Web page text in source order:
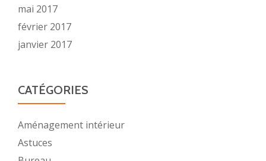
mai 2017
février 2017
janvier 2017
CATÉGORIES
Aménagement intérieur
Astuces